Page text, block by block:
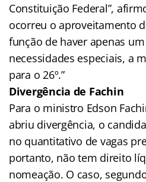
Constituição Federal”,
ocorreu o aproveitamento
função de haver apenas
necessidades especiais, a
para o 26º.”
Divergência de Fachin
Para o ministro Edson
abriu divergência, o
no quantitativo de vagas
portanto, não tem direito
nomeação. O caso,